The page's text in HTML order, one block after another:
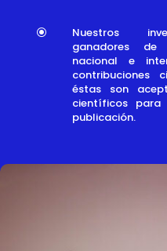
\
Nuestros
ganadores
nacional e
contribuciones
éstas son
científicos
publicación.